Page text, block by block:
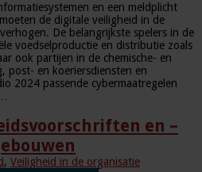
en een meldplicht
de digitale veiligheid in de
De belangrijkste spelers in de
voedselproductie en distributie zoals
ook partijen in de chemische- en
post- en koeriersdiensten en
2024 passende cybermaatregelen
en –
, Veiligheid in de organisatie